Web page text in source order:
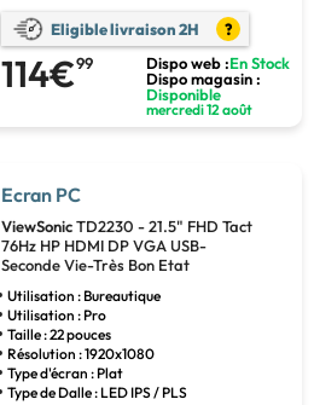
Eligible livraison 2H ?
114€99 Dispo web :En Stock
Dispo magasin :
Disponible
mercredi 12 août
Ecran PC
ViewSonicTD2230 - 21.5" FHD Tact
76Hz HP HDMI DP VGA USB-
Seconde Vie-Très Bon Etat
Utilisation : Bureautique
Utilisation : Pro
Taille : 22 pouces
Résolution : 1920x1080
Type d'écran : Plat
Type de Dalle : LED IPS / PLS